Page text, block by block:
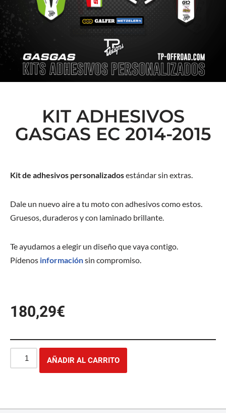
KIT ADHESIVOS
GASGAS EC 2014-2015
Kit de adhesivos personalizadosestándar sin extras.
Dale un nuevo aire a tu moto con adhesivos como estos.
Gruesos, duraderos y con laminado brillante.
Te ayudamos a elegir un diseño que vaya contigo.
Pídenos informaciónsin compromiso.
180,29€
AÑADIR AL CARRITO